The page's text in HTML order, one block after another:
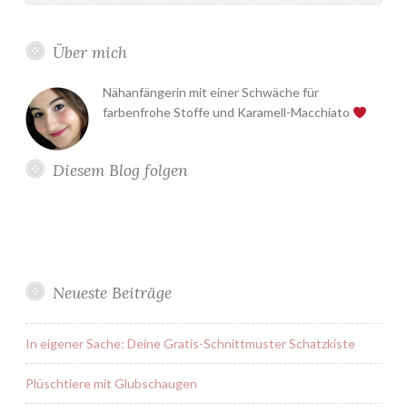
Über mich
Nähanfängerin mit einer Schwäche für
farbenfrohe Stoffe und Karamell-Macchiato
Diesem Blog folgen
Neueste Beiträge
In eigener Sache: Deine Gratis-Schnittmuster Schatzkiste
Plüschtiere mit Glubschaugen